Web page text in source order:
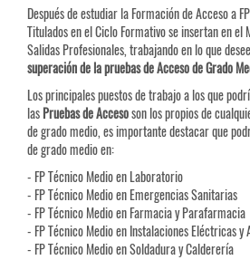
Después de estudiar la Formación de Acceso a
Titulados en el Ciclo Formativo se insertan en el
Salidas Profesionales, trabajando en lo que
superación de la pruebas de Acceso de Grado
Los principales puestos de trabajo a los que
lasPruebas deAccesoson los propios de
de grado medio, es importante destacar que
de grado medio en:
- FP Técnico Medio en Laboratorio
- FP Técnico Medio en Emergencias Sanitarias
- FP Técnico Medio en Farmacia y Parafarmacia
- FP Técnico Medio en Instalaciones Eléctricas y
- FP Técnico Medio en Soldadura y Calderería